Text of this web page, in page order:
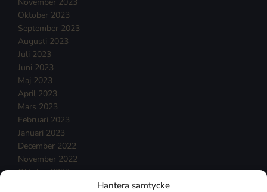
Hantera samtycke
November 2023
Oktober 2023
September 2023
Augusti 2023
Juli 2023
Juni 2023
Maj 2023
April 2023
Mars 2023
Februari 2023
Januari 2023
December 2022
November 2022
Oktober 2022